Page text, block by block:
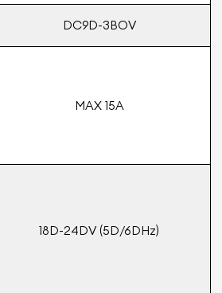
DC9D-3BOV
MAX 15A
18D-24DV (5D/6DHz)